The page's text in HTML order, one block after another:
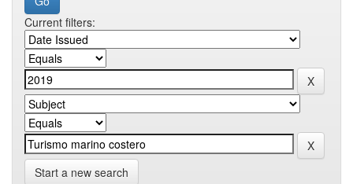
Current filters:
Start a new search